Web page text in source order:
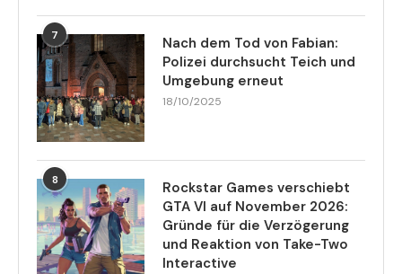
7
Nach dem Tod von Fabian:
Polizei durchsucht Teich und
Umgebung erneut
18/10/2025
8
Rockstar Games verschiebt
GTA VI auf November 2026:
Gründe für die Verzögerung
und Reaktion von Take-Two
Interactive